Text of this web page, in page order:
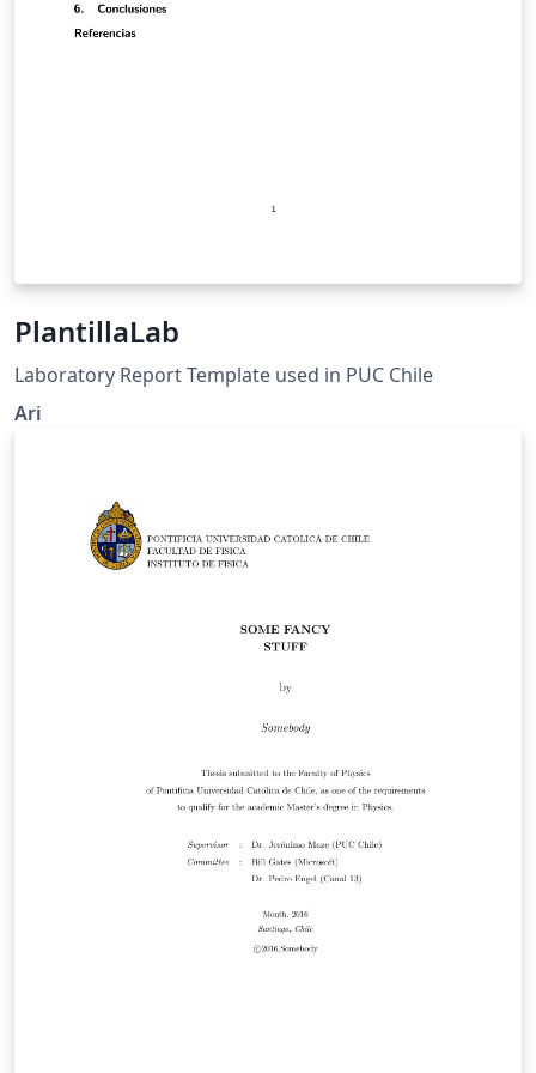
PlantillaLab
Laboratory Report Template used in PUC Chile
Ari